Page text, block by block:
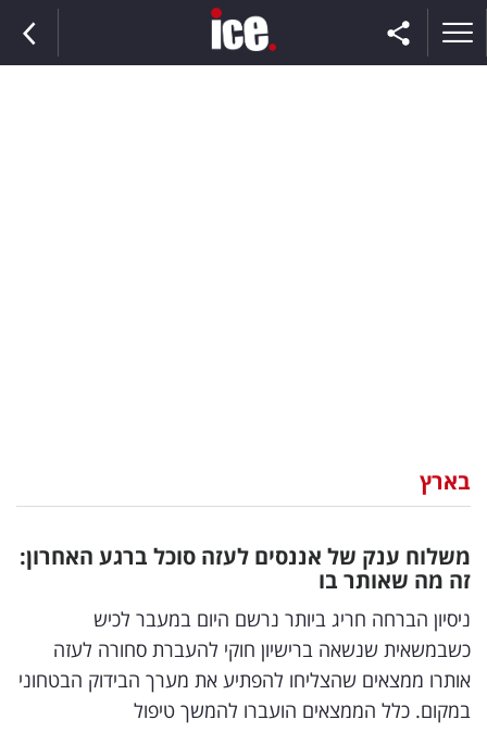
וצרכנות
דיגיטל
וטק
שיווק
ופרסום
בארץ
משלוח ענק של אננסים לעזה סוכל ברגע האחרון:
זה מה שאותר בו
ניסיון הברחה חריג ביותר נרשם היום במעבר לכיש
כשבמשאית שנשאה ברישיון חוקי להעברת סחורה לעזה
אותרו ממצאים שהצליחו להפתיע את מערך הבידוק הבטחוני
במקום. כלל הממצאים הועברו להמשך טיפול